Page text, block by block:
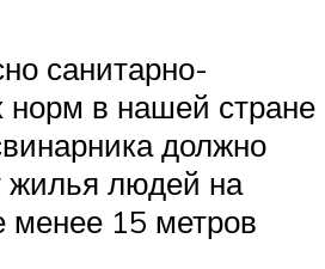
санитарно-
норм в нашей стране
должно
жилья людей на
менее 15 метров